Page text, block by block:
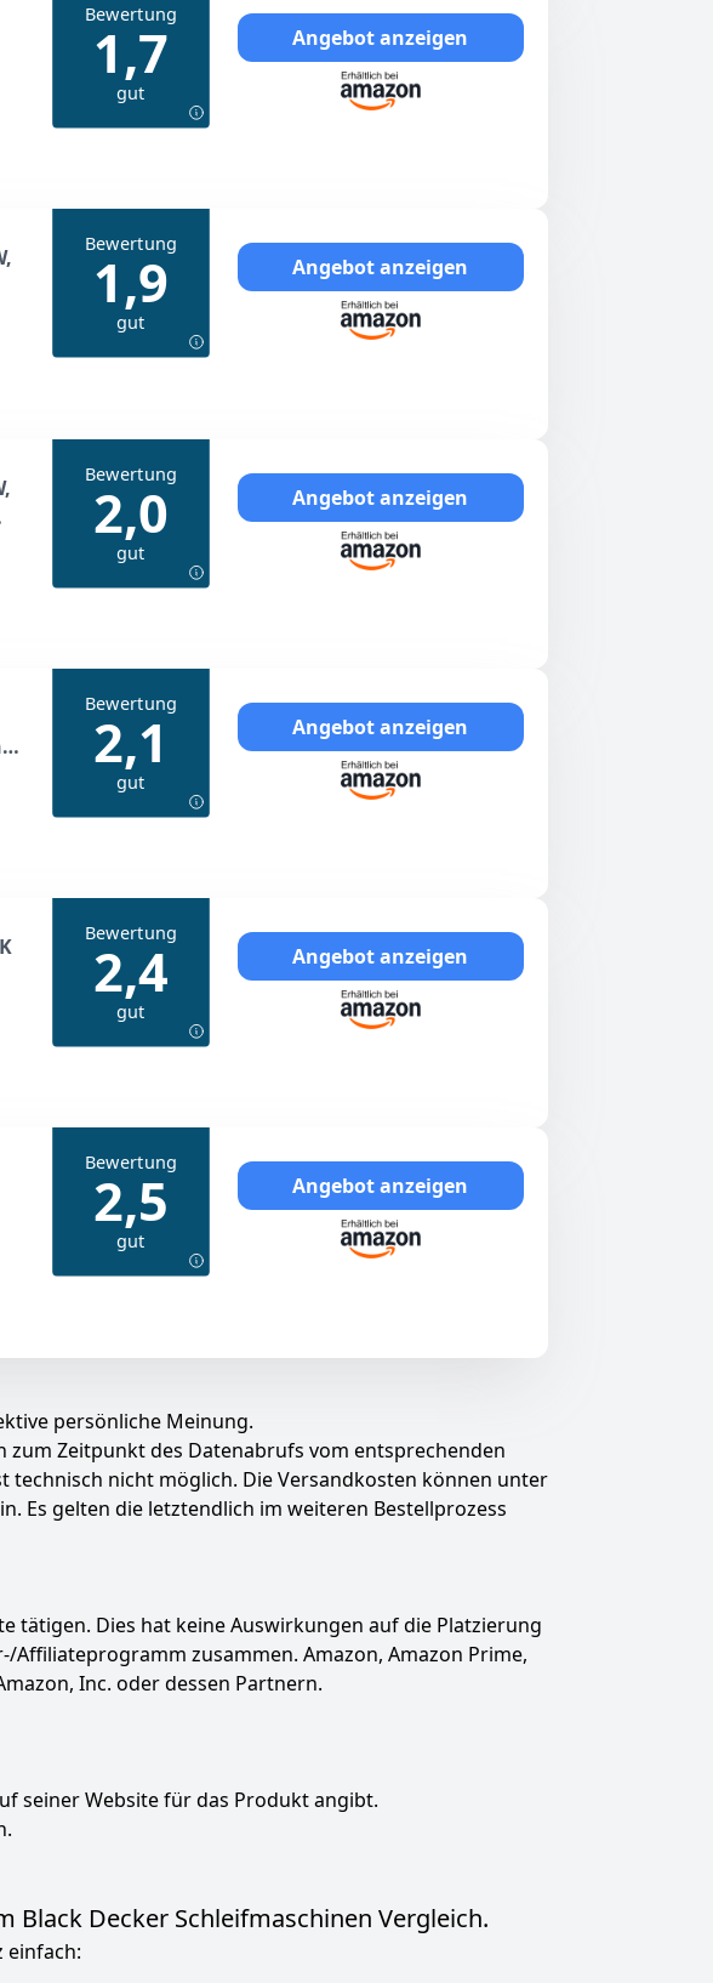
Bewertung
1,7
gut
Angebot anzeigen
Bewertung
1,9
gut
Angebot anzeigen
Bewertung
2,0
gut
Angebot anzeigen
Bewertung
2,1
gut
Angebot anzeigen
Bewertung
2,4
gut
Angebot anzeigen
Bewertung
2,5
gut
Angebot anzeigen
persönliche Meinung.
Zeitpunkt des Datenabrufs vom entsprechenden
technisch nicht möglich. Die Versandkosten können unter
Es gelten die letztendlich im weiteren Bestellprozess
tätigen. Dies hat keine Auswirkungen auf die Platzierung
Affiliateprogramm zusammen. Amazon, Amazon Prime,
Inc. oder dessen Partnern.
seiner Website für das Produkt angibt.
Decker Schleifmaschinen Vergleich.
einfach: